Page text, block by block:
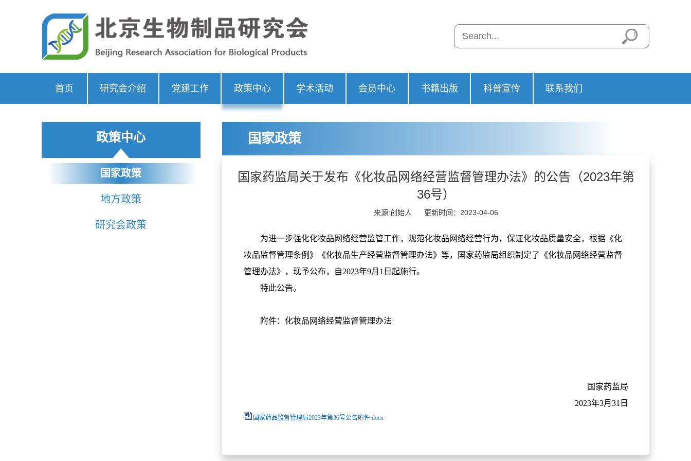
首页 研究会介绍 党建工作 政策中心 学术活动 会员中心 书籍出版 科普宣传 联系我们
政策中心
国家政策
地方政策
研究会政策
国家政策
国家药监局关于发布《化妆品网络经营监督管理办法》的公告（2023年第
36号）
来源:创始人 更新时间：2023-04-06
为进一步强化化妆品网络经营监管工作，规范化妆品网络经营行为，保证化妆品质量安全，根据《化
妆品监督管理条例》《化妆品生产经营监督管理办法》等，国家药监局组织制定了《化妆品网络经营监督
管理办法》，现予公布，自2023年9月1日起施行。
特此公告。
附件：化妆品网络经营监督管理办法
国家药监局
2023年3月31日
国家药品监督管理局2023年第36号公告附件.docx